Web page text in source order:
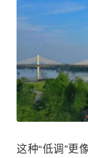
这种“低调”更